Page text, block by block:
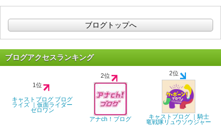
ブログトップへ
ブログアクセスランキング
1位
キャストブログ ブログ
ライズ ｜仮面ライダー
ゼロワン
2位
アナch！ブログ
2位
キャストブログ ｜騎士
竜戦隊リュウソウジャー